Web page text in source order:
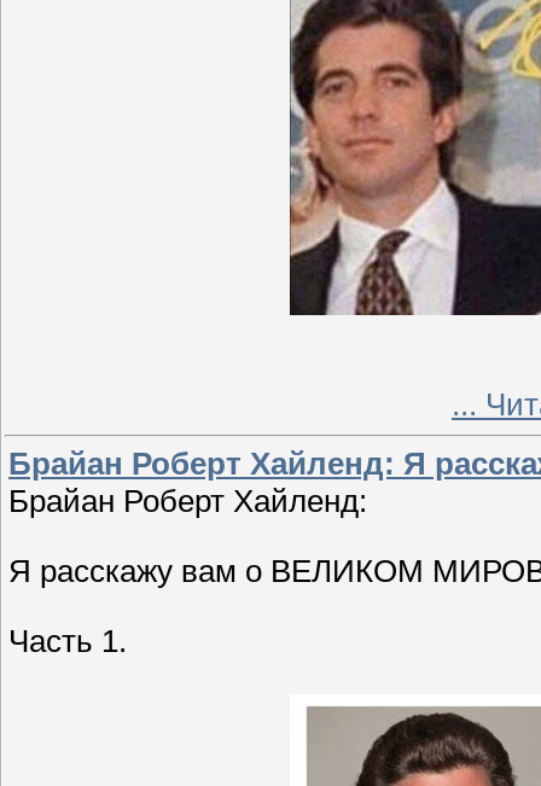
...
Брайан Роберт Хайленд: Я
Брайан Роберт Хайленд:
Я расскажу вам о ВЕЛИКОМ
Часть 1.